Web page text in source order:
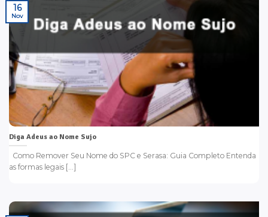
Diga Adeus ao Nome Sujo
Como Remover Seu Nome do SPC e Serasa: Guia Completo Entenda
as formas legais [...]
16
Nov